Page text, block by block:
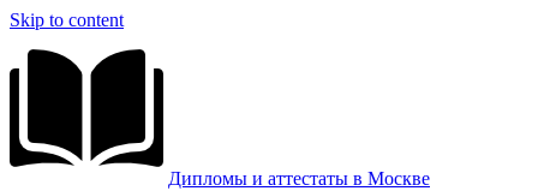
Skip to content
Дипломы и аттестаты в Москве